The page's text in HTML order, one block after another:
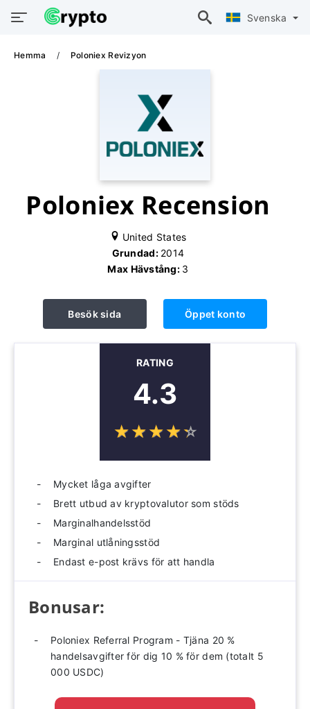
Svenska
Hemma Poloniex Revizyon
Poloniex Recension
United States
Grundad: 2014
Max Hävstång: 3
Besök sida Öppet konto
RATING
4.3
☆☆☆☆☆
★★★★★
Mycket låga avgifter
Brett utbud av kryptovalutor som stöds
Marginalhandelsstöd
Marginal utlåningsstöd
Endast e-post krävs för att handla
Bonusar:
Poloniex Referral Program - Tjäna 20 %
handelsavgifter för dig 10 % för dem (totalt 5
000 USDC)